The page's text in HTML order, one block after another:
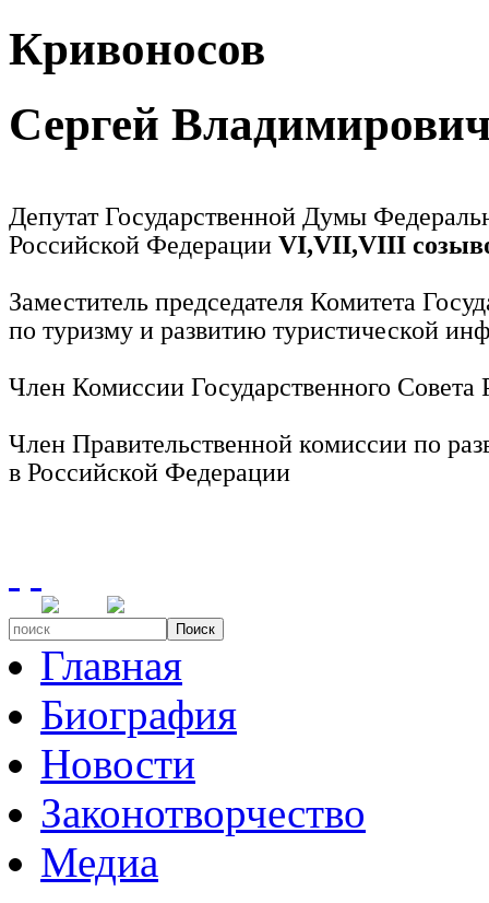
Кривоносов
Сергей
Депутат Государственной Думы
Российской Федерации VI,VII,VIII
Заместитель председателя Комитета
по туризму и развитию туристической
Член Комиссии Государственного
Член Правительственной комиссии по
в Российской Федерации
Поиск
Главная
Биография
Новости
Законотворчество
Медиа